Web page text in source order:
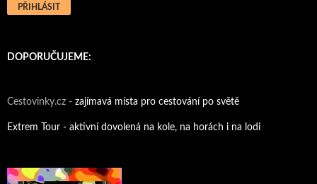
DOPORUČUJEME:
Cestovinky.cz - zajímavá místa pro cestování po světě
Extrem Tour - aktivní dovolená na kole, na horách i na lodi